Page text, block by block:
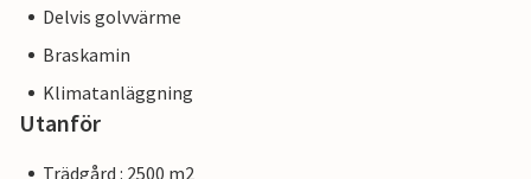
Delvis golvvärme
Braskamin
Klimatanläggning
Utanför
Trädgård : 2500 m2